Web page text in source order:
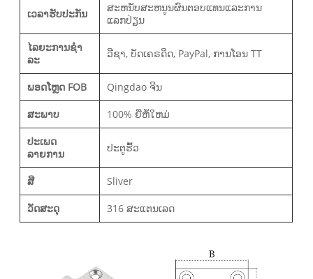
ເວລາຮັບປະກັນ
ສະຫນັບສະຫນູນຜົນຕອບແທນແລະການ
ແລກປ່ຽນ
ໄລຍະການຊໍາ
ລະ
ວີຊາ, ບັດເຄຣດິດ, PayPal, ການໂອນ TT
ພອດໂຫຼດ FOB Qingdao ຈີນ
ສະພາບ 100% ຍີ່ຫໍ້ໃຫມ່
ປະເພດ
ລາຍການ
ປະຕູຮົ້ວ
ສີ Sliver
ວັດສະດຸ 316 ສະແຕນເລດ